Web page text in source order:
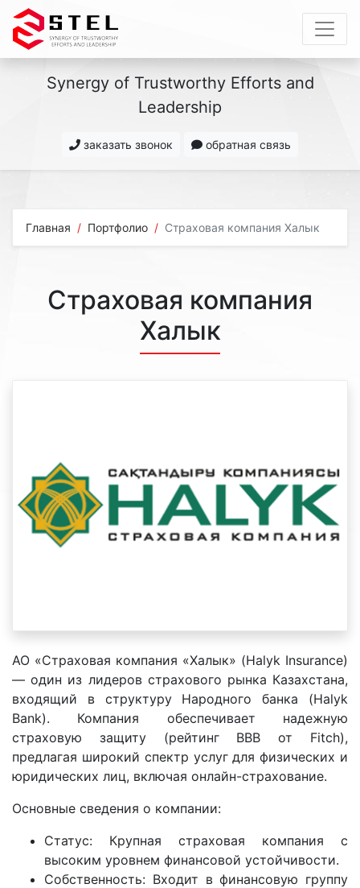
Synergy of Trustworthy Efforts and
Leadership
заказать звонок обратная связь
Главная Портфолио Страховая компания Халык
Страховая компания
Халык
АО «Страховая компания «Халык» (Halyk Insurance)
— один из лидеров страхового рынка Казахстана,
входящий в структуру Народного банка (Halyk
Bank). Компания обеспечивает надежную
страховую защиту (рейтинг BBB от Fitch),
предлагая широкий спектр услуг для физических и
юридических лиц, включая онлайн-страхование.
Основные сведения о компании:
Статус: Крупная страховая компания с
высоким уровнем финансовой устойчивости.
Собственность: Входит в финансовую группу